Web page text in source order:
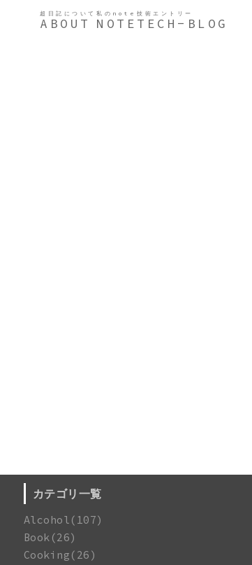
超日記について
ABOUT
私のnote
NOTE
技術エントリー
TECH-BLOG
カテゴリ一覧
Alcohol(107)
Book(26)
Cooking(26)